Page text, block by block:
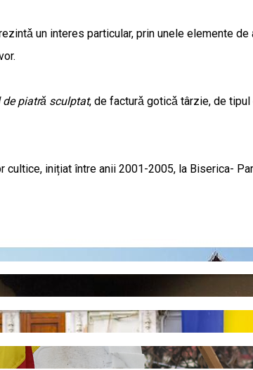
un interes particular, prin unele elemente
de piatrǎ sculptat, de facturǎ goticǎ târzie, de
inițiat între anii 2001-2005, la Biserica-